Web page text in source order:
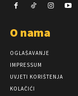
O nama
OGLAŠAVANJE
IMPRESSUM
UVJETI KORIŠTENJA
KOLAČIĆI